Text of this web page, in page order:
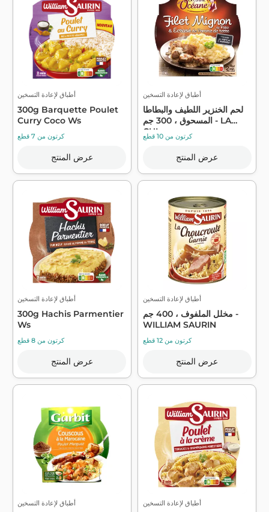
أطباق لإعادة التسخين
300g Barquette Poulet
Curry Coco Ws
كرتون من 7 قطع
عرض المنتج
أطباق لإعادة التسخين
لحم الخنزير اللطيف والبطاطا
المسحوق ، 300 جم - LA
CUI...كرتون من 10 قطع
عرض المنتج
أطباق لإعادة التسخين
300g Hachis Parmentier
Ws
كرتون من 8 قطع
عرض المنتج
أطباق لإعادة التسخين
مخلل الملفوف ، 400 جم -
WILLIAM SAURIN
كرتون من 12 قطع
عرض المنتج
أطباق لإعادة التسخين أطباق لإعادة التسخين